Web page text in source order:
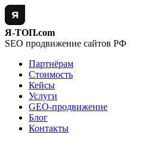
Я-ТОП.com
SEO продвижение сайтов РФ
Партнёрам
Стоимость
Кейсы
Услуги
GEO-продвижение
Блог
Контакты